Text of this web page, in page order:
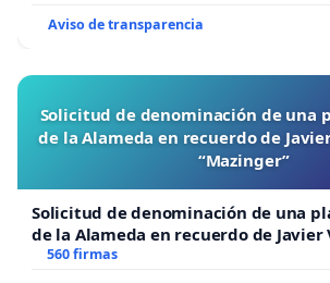
Aviso de transparencia
Solicitud de denominación de una
de la Alameda en recuerdo de
“Mazinger”
Solicitud de denominación de una
de la Alameda en recuerdo de Javier
“Mazinger”
560 firmas